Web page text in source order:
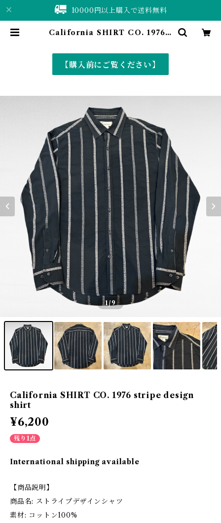
10000円以上購入で送料無料
California SHIRT CO. 1976 s
&vintage〉
【購入前にご覧ください】
1/9
California SHIRT CO. 1976 stripe design
shirt
¥6,200
残り1点
International shipping available
【商品説明】
商品名: ストライプデザインシャツ
素材: コットン100%